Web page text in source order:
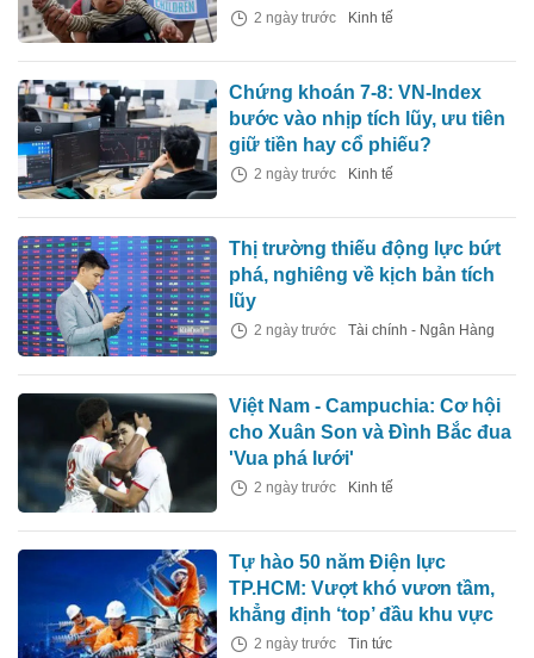
2 ngày trước Kinh tế
Chứng khoán 7-8: VN-Index
bước vào nhịp tích lũy, ưu tiên
giữ tiền hay cổ phiếu?
2 ngày trước Kinh tế
Thị trường thiếu động lực bứt
phá, nghiêng về kịch bản tích
lũy
2 ngày trước Tài chính - Ngân Hàng
Việt Nam - Campuchia: Cơ hội
cho Xuân Son và Đình Bắc đua
'Vua phá lưới'
2 ngày trước Kinh tế
Tự hào 50 năm Điện lực
TP.HCM: Vượt khó vươn tầm,
khẳng định ‘top’ đầu khu vực
2 ngày trước Tin tức